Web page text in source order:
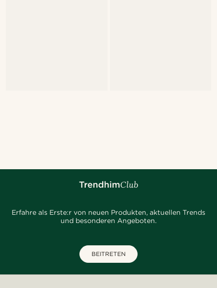
Erfahre als Erste:r von neuen Produkten, aktuellen Trends
und besonderen Angeboten.
BEITRETEN